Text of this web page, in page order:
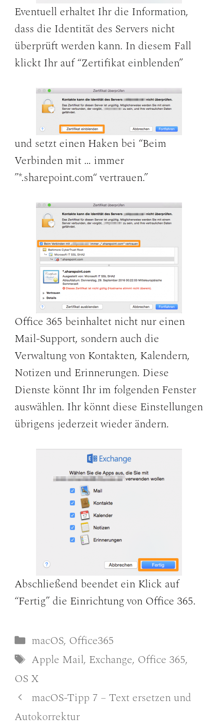
Eventuell erhaltet Ihr die Information,
dass die Identität des Servers nicht
überprüft werden kann. In diesem Fall
klickt Ihr auf “Zertifikat einblenden”
und setzt einen Haken bei “Beim
Verbinden mit … immer
”*.sharepoint.com“ vertrauen.”
Office 365 beinhaltet nicht nur einen
Mail-Support, sondern auch die
Verwaltung von Kontakten, Kalendern,
Notizen und Erinnerungen. Diese
Dienste könnt Ihr im folgenden Fenster
auswählen. Ihr könnt diese Einstellungen
übrigens jederzeit wieder ändern.
Abschließend beendet ein Klick auf
“Fertig” die Einrichtung von Office 365.
Kategorien
macOS, Office365
Schlagwörter
Apple Mail, Exchange, Office 365,
OS X
macOS-Tipp 7 – Text ersetzen und
Autokorrektur